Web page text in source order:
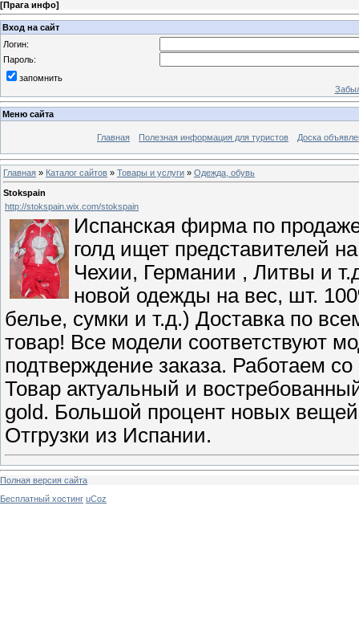
[Прага инфо]
Вход на сайт
Логин:
Пароль:
запомнить
Меню сайта
Главная Полезная информация для туристов Доска
Главная » Каталог сайтов » Товары и услуги » Одежда, обувь
Stokspain
http://stokspain.wix.com/stokspain
Испанская фирма по
голд ищет представителей
Чехии, Германии , Литвы и
новой одежды на вес, шт.
белье, сумки и т.д.) Доставка по
товар! Все модели соответствуют
подтверждение заказа. Работаем
Товар актуальный и
gold. Большой процент новых
Отгрузки из Испании.
Полная версия сайта
Бесплатный хостинг uCoz